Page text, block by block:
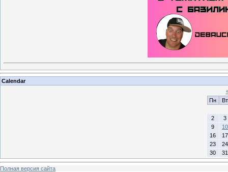
Calendar
Пн
Вт
2
3
9
10
16
17
23
24
30
31
Полная версия сайта